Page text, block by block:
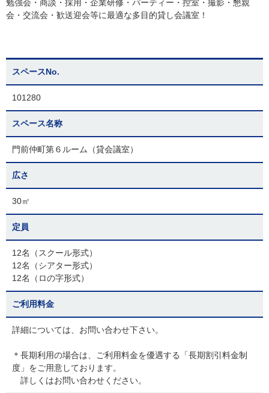
勉強会・商談・採用・企業研修・パーティー・控室・撮影・懇親
会・交流会・歓送迎会等に最適な多目的貸し会議室！
スペースNo.
101280
スペース名称
門前仲町第６ルーム（貸会議室）
広さ
30㎡
定員
12名（スクール形式）
12名（シアター形式）
12名（ロの字形式）
ご利用料金
詳細については、お問い合わせ下さい。
＊長期利用の場合は、ご利用料金を優遇する「長期割引料金制
度」をご用意しております。
詳しくはお問い合わせください。